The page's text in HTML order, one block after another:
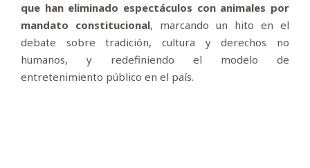
que han eliminado espectáculos con animales por
mandato constitucional, marcando un hito en el
debate sobre tradición, cultura y derechos no
humanos, y redefiniendo el modelo de
entretenimiento público en el país.